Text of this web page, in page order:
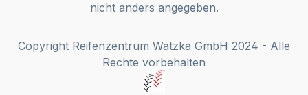
nicht anders angegeben.
Copyright Reifenzentrum Watzka GmbH 2024 - Alle
Rechte vorbehalten